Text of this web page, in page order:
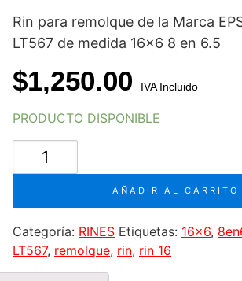
Rin para remolque de la Marca
LT567 de medida 16×6 8 en 6.5
$1,250.00 IVA Incluido
PRODUCTO DISPONIBLE
en
6.5
para
REMOLQUE
AÑADIR AL CARRITO
Categoría: RINES Etiquetas: 16x6,
LT567, remolque, rin, rin 16